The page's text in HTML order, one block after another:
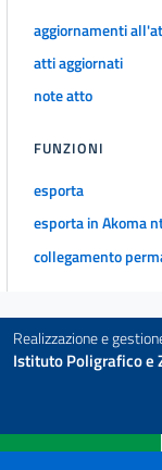
aggiornamenti
atti aggiornati
note atto
FUNZIONI
esporta
esporta in Akoma
collegamento
Realizzazione e
Istituto Poligrafico e